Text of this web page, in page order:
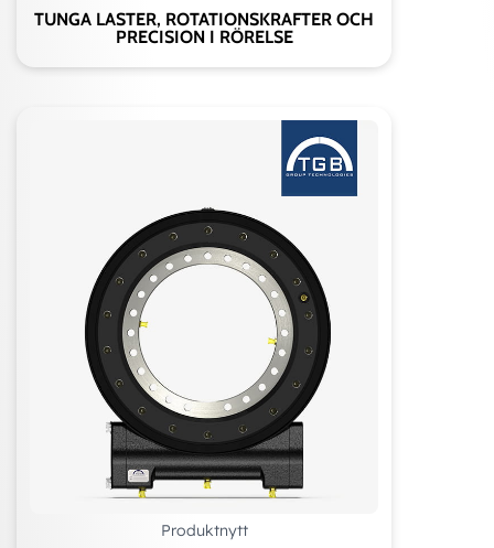
TUNGA LASTER, ROTATIONSKRAFTER OCH
PRECISION I RÖRELSE
Produktnytt